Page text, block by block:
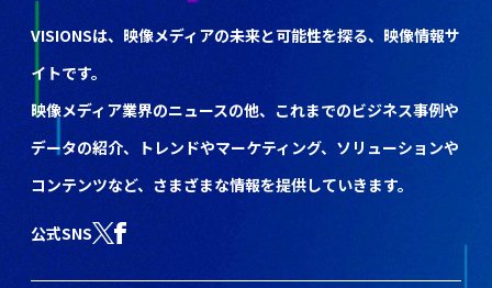
VISIONSは、映像メディアの未来と可能性を探る、映像情報サ
イトです。
映像メディア業界のニュースの他、これまでのビジネス事例や
データの紹介、トレンドやマーケティング、ソリューションや
コンテンツなど、さまざまな情報を提供していきます。
公式SNS